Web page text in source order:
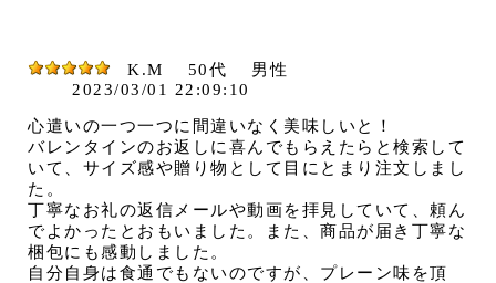
K.M 50代
男性
2023/03/01 22:09:10
心遣いの一つ一つに間違いなく美味しいと！
バレンタインのお返しに喜んでもらえたらと検索して
いて、サイズ感や贈り物として目にとまり注文しまし
た。
丁寧なお礼の返信メールや動画を拝見していて、頼ん
でよかったとおもいました。また、商品が届き丁寧な
梱包にも感動しました。
自分自身は食通でもないのですが、プレーン味を頂